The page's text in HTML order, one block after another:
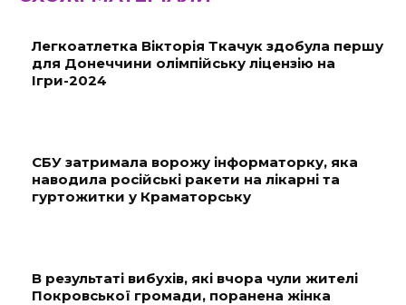
Легкоатлетка Вікторія Ткачук здобула першу
для Донеччини олімпійську ліцензію на
Ігри-2024
СБУ затримала ворожу інформаторку, яка
наводила російські ракети на лікарні та
гуртожитки у Краматорську
В результаті вибухів, які вчора чули жителі
Покровської громади, поранена жінка